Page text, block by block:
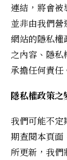
連結，將會
並非由我們
網站的隱私
之內容、隱
承擔任何責任
隱私權政策之
我們可能不定
期查閱本頁面
所更新，我